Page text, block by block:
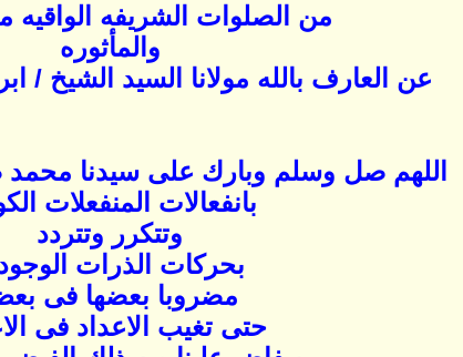
من الصلوات الشريفه الواقيه
والمأثوره
عن العارف بالله مولانا السيد الشيخ /
اللهم صل وسلم وبارك على سيدنا محمد
بانفعالات المنفعلات
وتتكرر وتتردد
بحركات الذرات
مضروبا بعضها فى
حتى تغيب الاعداد فى